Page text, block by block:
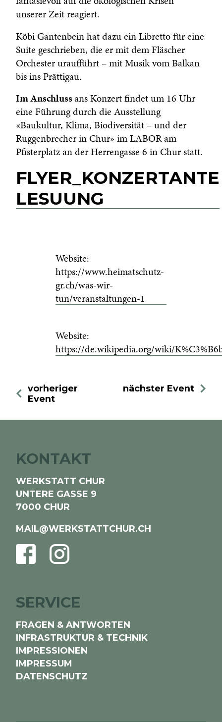
vorheriger
Event
unserer Zeit reagiert.
Köbi Gantenbein hat dazu ein Libretto für eine
Suite geschrieben, die er mit dem Fläscher
Orchester uraufführt – mit Musik vom Balkan
bis ins Prättigau.
Im Anschlussans Konzert findet um 16 Uhr
eine Führung durch die Ausstellung
«Baukultur, Klima, Biodiversität – und der
Ruggenbrecher in Chur» im LABOR am
Pfisterplatz an der Herrengasse 6 in Chur statt.
FLYER_KONZERTANTE
LESUUNG
Website:
https://www.heimatschutz-
gr.ch/was-wir-
tun/veranstaltungen-1
Website:
https://de.wikipedia.org/wiki/
nächster Event
KONTAKT
WERKSTATT CHUR
UNTERE GASSE 9
7000 CHUR
MAIL@WERKSTATTCHUR.CH
FACEBOOKINSTAGRAM
SERVICE
FRAGEN & ANTWORTEN
INFRASTRUKTUR & TECHNIK
IMPRESSIONEN
IMPRESSUM
DATENSCHUTZ